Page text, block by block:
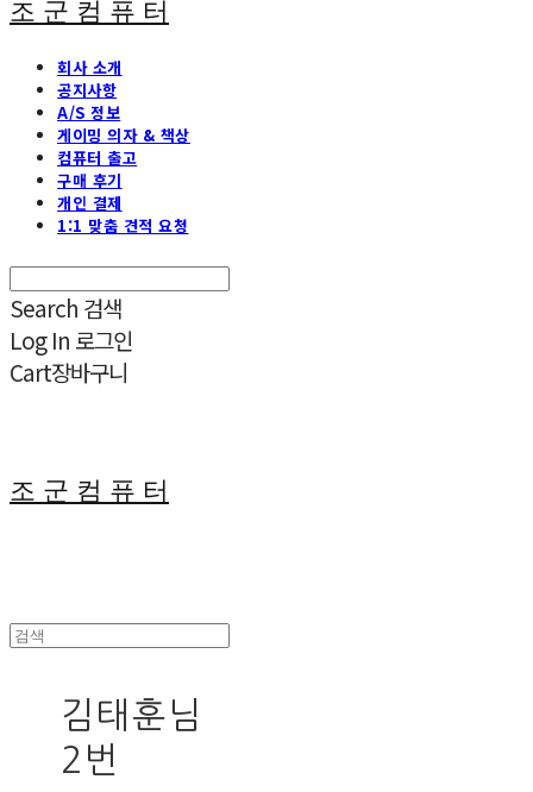
조 군 컴 퓨 터
회사 소개
공지사항
A/S 정보
게이밍 의자 & 책상
컴퓨터 출고
구매 후기
개인 결제
1:1 맞춤 견적 요청
Search 검색
Log In 로그인
Cart장바구니
조 군 컴 퓨 터
김태훈님
2번